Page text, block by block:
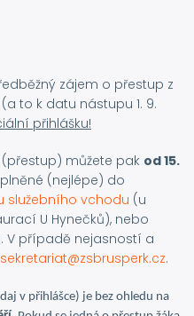
zájem o přestup z
to k datu nástupu 1. 9.
přihlášku!
(přestup) můžete pak od 15.
(nejlépe) do
služebního vchodu (u
U Hynečků), nebo
V případě nejasností a
sekretariat@zsbrusperk.cz.
v přihlášce) je bez ohledu na